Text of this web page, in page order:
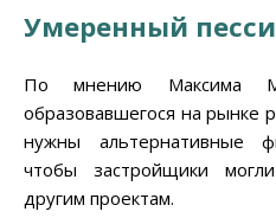
Умеренный
По мнению Максима
образовавшегося на рынке
нужны альтернативные
чтобы застройщики
другим проектам.